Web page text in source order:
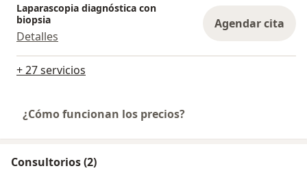
Laparascopia diagnóstica con
biopsia
Detalles
Agendar cita
+ 27 servicios
¿Cómo funcionan los precios?
Consultorios (2)